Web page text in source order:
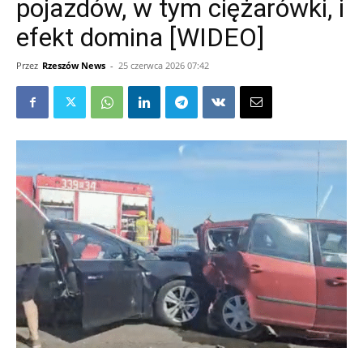
pojazdów, w tym ciężarówki, i
efekt domina [WIDEO]
Przez Rzeszów News - 25 czerwca 2026 07:42